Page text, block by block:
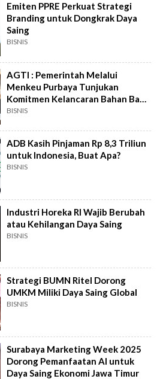
Emiten PPRE Perkuat Strategi
Branding untuk Dongkrak Daya
Saing
BISNIS
AGTI : Pemerintah Melalui
Menkeu Purbaya Tunjukan
Komitmen Kelancaran Bahan Baku
Tekstil
BISNIS
ADB Kasih Pinjaman Rp 8,3 Triliun
untuk Indonesia, Buat Apa?
BISNIS
Industri Horeka RI Wajib Berubah
atau Kehilangan Daya Saing
BISNIS
Strategi BUMN Ritel Dorong
UMKM Miliki Daya Saing Global
BISNIS
Surabaya Marketing Week 2025
Dorong Pemanfaatan AI untuk
Daya Saing Ekonomi Jawa Timur